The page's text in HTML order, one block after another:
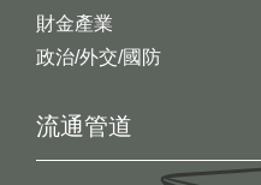
財金產業
政治/外交/國防
流通管道